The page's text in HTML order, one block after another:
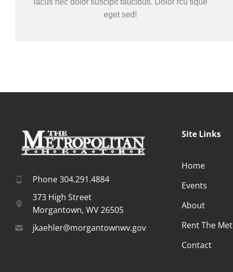
lacus nec dolor suscipit faucibus. Dolor rcu tique
eget sed!
Phone 304.291.4884
373 High Street
Morgantown, WV 26505
jkaehler@morgantownwv.gov
Site Links
Home
Events
About
Rent The Met
Contact